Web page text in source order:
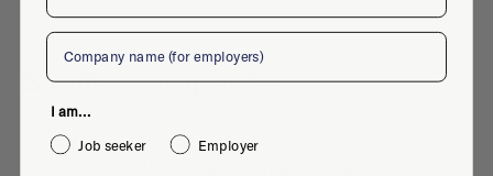
Similar companies
Company
I am...
Job seeker
Employer